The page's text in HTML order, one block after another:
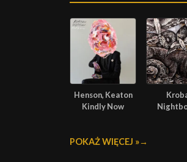
Henson, Keaton
Kindly Now
POKAŻ WIĘCEJ »